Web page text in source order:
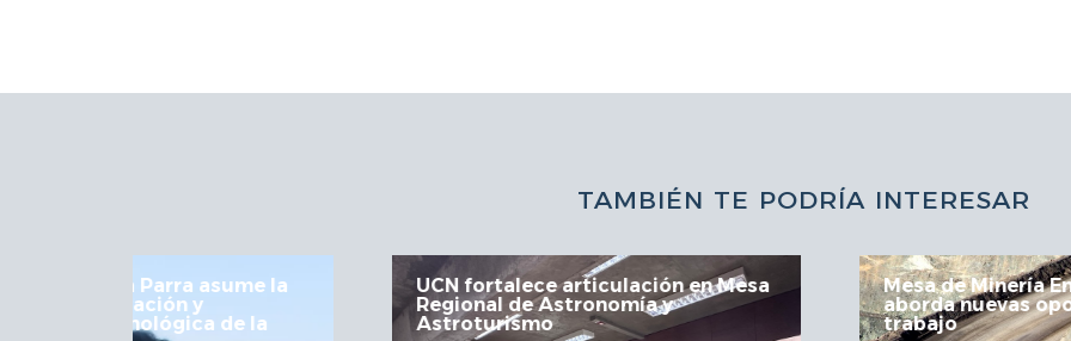
TAMBIÉN TE PODRÍA INTERESAR
UCN fortalece articulación en Mesa
Regional de Astronomía y
Astroturismo
Mesa de Minería Empleo Región
aborda nuevas oportunidades de
trabajo